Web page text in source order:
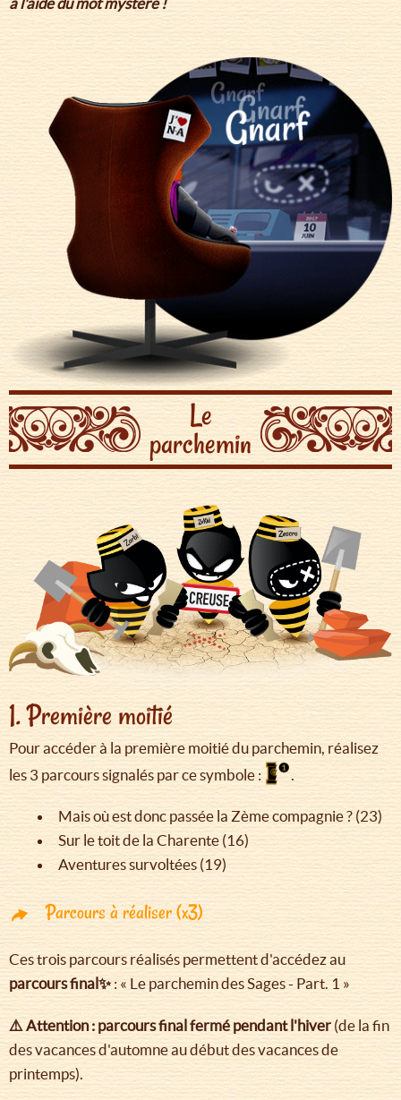
Le
parchemin
1. Première moitié
Pour accéder à la première moitié du parchemin, réalisez
les 3 parcours signalés par ce symbole :
Mais où est donc passée la Zème compagnie ? (23)
Sur le toit de la Charente (16)
Aventures survoltées (19)
Parcours à réaliser (x3)
Ces trois parcours réalisés permettent d'accédez au
parcours final✨: « Le parchemin des Sages - Part. 1 »
⚠️ Attention : parcours final fermé pendant l'hiver (de la fin
des vacances d'automne au début des vacances de
printemps).